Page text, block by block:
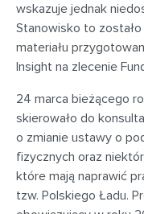
wskazuje jednak
Stanowisko to
materiału
Insight na zlecenie
24 marca bieżącego
skierowało do
o zmianie ustawy o
fizycznych oraz
które mają naprawić
tzw. Polskiego Ładu.